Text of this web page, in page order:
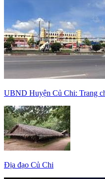
UBND Huyện Củ Chi: Trang
Địa đạo Củ Chi